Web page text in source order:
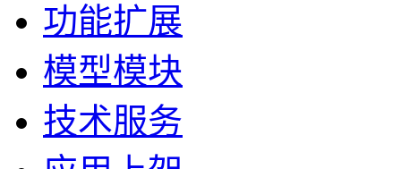
功能扩展
模型模块
技术服务